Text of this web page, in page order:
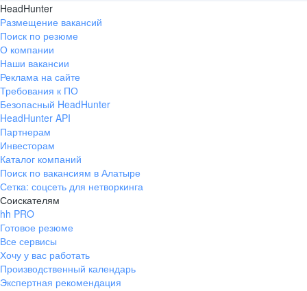
HeadHunter
Размещение вакансий
Поиск по резюме
О компании
Наши вакансии
Реклама на сайте
Требования к ПО
Безопасный HeadHunter
HeadHunter API
Партнерам
Инвесторам
Каталог компаний
Поиск по вакансиям в Алатыре
Сетка: соцсеть для нетворкинга
Соискателям
hh PRO
Готовое резюме
Все сервисы
Хочу у вас работать
Производственный календарь
Экспертная рекомендация